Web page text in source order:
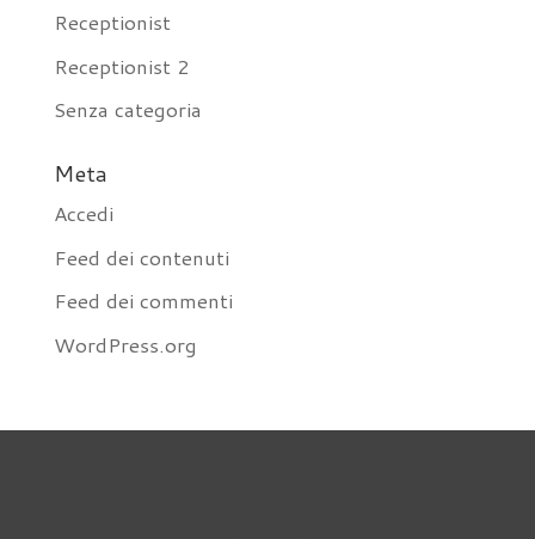
Receptionist
Receptionist 2
Senza categoria
Meta
Accedi
Feed dei contenuti
Feed dei commenti
WordPress.org